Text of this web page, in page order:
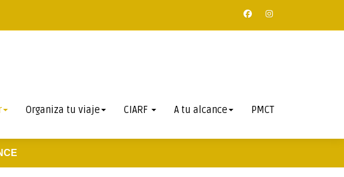
Organiza tu viaje CIARF A tu alcance PMCT